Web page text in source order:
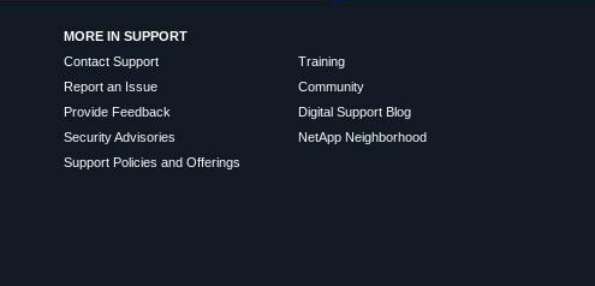
MORE IN SUPPORT
Contact Support
Report an Issue
Provide Feedback
Security Advisories
Support Policies and Offerings
Training
Community
Digital Support Blog
NetApp Neighborhood